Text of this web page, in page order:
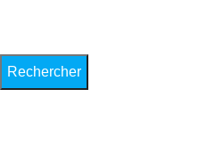
Rechercher